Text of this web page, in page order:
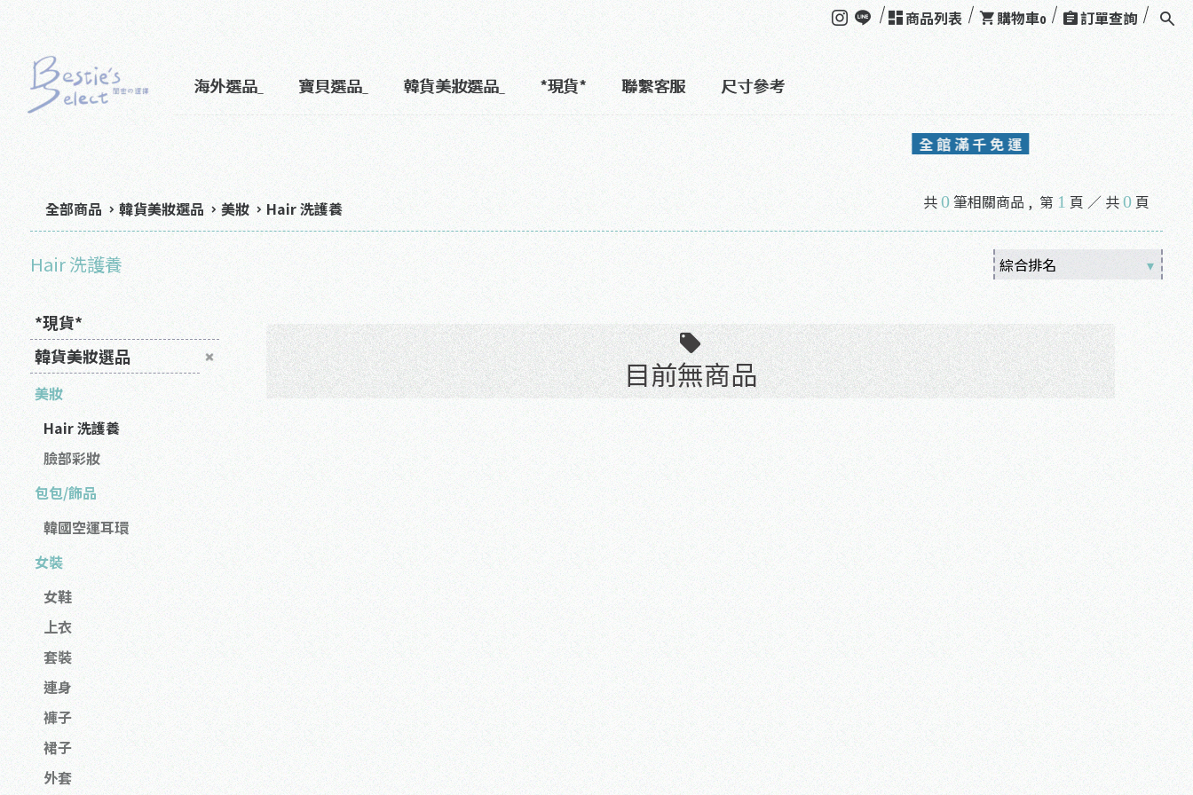
商品列表 購物車0 訂單查詢
海外選品 寶貝選品 韓貨美妝選品 *現貨* 聯繫客服 尺寸參考
全 館 滿 千 免 運
全部商品 韓貨美妝選品 美妝 Hair 洗護養 共0筆相關商品 , 第 1 頁 ／ 共0 頁
Hair 洗護養
*現貨*
韓貨美妝選品
美妝
Hair 洗護養
臉部彩妝
包包/飾品
韓國空運耳環
女裝
女鞋
上衣
套裝
連身
褲子
裙子
外套
目前無商品